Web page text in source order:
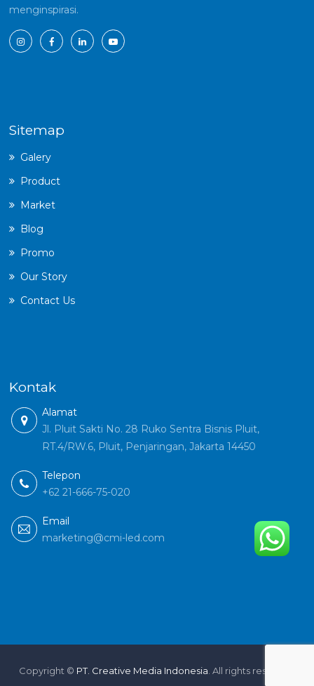
menginspirasi.
Sitemap
Galery
Product
Market
Blog
Promo
Our Story
Contact Us
Kontak
Alamat
Jl. Pluit Sakti No. 28 Ruko Sentra Bisnis Pluit,
RT.4/RW.6, Pluit, Penjaringan, Jakarta 14450
Telepon
+62 21-666-75-020
Email
marketing@cmi-led.com
Copyright © PT. Creative Media Indonesia . All rights reserved.